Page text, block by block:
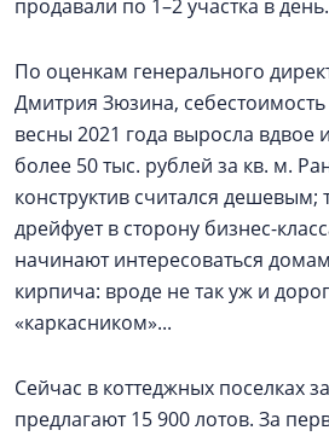
продавали по 1–2 участка в день.
По оценкам генерального
Дмитрия Зюзина,
весны 2021 года выросла вдвое
более 50 тыс. рублей за кв. м.
конструктив считался дешевым;
дрейфует в сторону бизнес-
начинают интересоваться
кирпича: вроде не так уж и
«каркасником»...
Сейчас в коттеджных поселках
предлагают 15 900 лотов. За